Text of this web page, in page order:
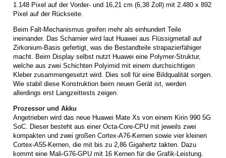
1.148 Pixel auf der Vorder- und 16,21 cm (6,38 Zoll) mit 2.480 x 892
Pixel auf der Rückseite.
Beim Falt-Mechanismus greifen mehr als einhundert Teile
ineinander. Das Scharnier wird laut Huawei aus Flüssigmetall auf
Zirkonium-Basis gefertigt, was die Bestandteile strapazierfähiger
macht. Beim Display selbst nutzt Huawei eine Polymer-Struktur,
welche aus zwei Schichten Polyimid mit einem durchsichtigen
Kleber zusammengesetzt wird. Dies soll für eine Bildqualität sorgen.
Wie stabil diese Konstruktion beim neuen Gerät ist, werden
allerdings erst Langzeittests zeigen.
Prozessor und Akku
Angetrieben wird das neue Huawei Mate Xs von einem Kirin 990 5G
SoC. Dieser besteht aus einer Octa-Core-CPU mit jeweils zwei
kompakten und zwei großen Cortex-A76-Kernen sowie vier kleinen
Cortex-A55-Kernen, die mit bis zu 2,86 Gigahertz takten. Dazu
kommt eine Mali-G76-GPU mit 16 Kernen für die Grafik-Leistung.